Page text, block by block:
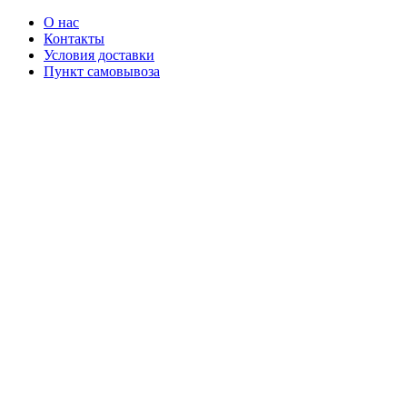
О нас
Контакты
Условия доставки
Пункт самовывоза